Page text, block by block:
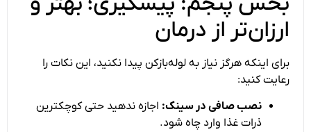
ارزان‌تر از درمان
برای اینکه هرگز نیاز به لوله‌بازکن پیدا نکنید، این نکات را
رعایت کنید:
نصب صافی در سینک: اجازه ندهید حتی کوچکترین
ذرات غذا وارد چاه شود.